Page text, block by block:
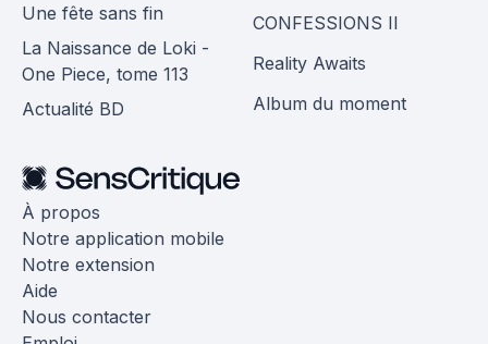
Une fête sans fin
La Naissance de Loki -
One Piece, tome 113
Actualité BD
CONFESSIONS II
Reality Awaits
Album du moment
À propos
Notre application mobile
Notre extension
Aide
Nous contacter